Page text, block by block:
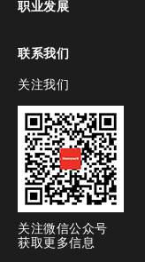
职业发展
联系我们
toggle view
关注我们
关注微信公众号
获取更多信息